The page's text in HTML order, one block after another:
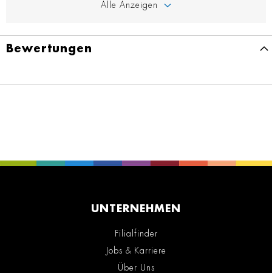
Alle Anzeigen
Bewertungen
UNTERNEHMEN
Filialfinder
Jobs & Karriere
Über Uns